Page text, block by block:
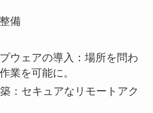
備
ウェアの導入：場所を問わ
業を可能に。
：セキュアなリモートアク